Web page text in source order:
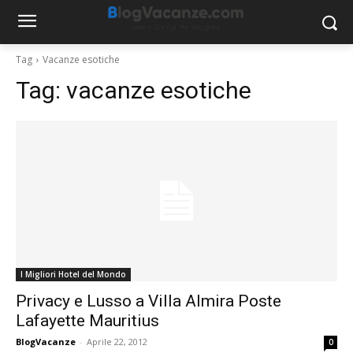
Tag Vacanze esotiche
Tag: vacanze esotiche
I Migliori Hotel del Mondo
Privacy e Lusso a Villa Almira Poste
Lafayette Mauritius
BlogVacanze - Aprile 22, 2012 0